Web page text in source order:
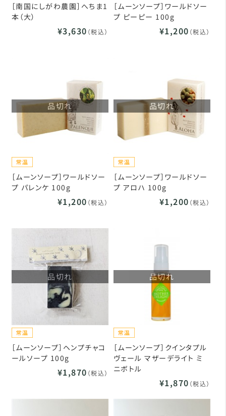
［南国にしがわ農園］へちま1
本（大）
¥3,630 （税込）
［ムーンソープ］ワールドソー
プ ピーピー 100g
¥1,200 （税込）
品切れ
［ムーンソープ］ワールドソー
プ パレンケ 100g
¥1,200 （税込）
品切れ
［ムーンソープ］ワールドソー
プ アロハ 100g
¥1,200 （税込）
品切れ
［ムーンソープ］ヘンプチャコ
ールソープ 100g
¥1,870 （税込）
品切れ
［ムーンソープ］クインタプル
ヴェール マザーデライト ミ
ニボトル
¥1,870 （税込）